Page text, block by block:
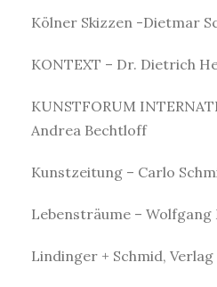
Kölner Skizzen -Dietmar
KONTEXT – Dr. Dietrich
KUNSTFORUM
Andrea Bechtloff
Kunstzeitung – Carlo
Lebensträume –
Lindinger + Schmid, Verlag